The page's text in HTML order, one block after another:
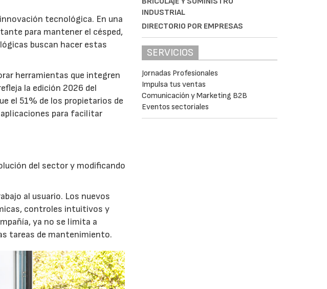
tecnológica. En una
para mantener el césped,
buscan hacer estas
herramientas que integren
la edición 2026 del
el 51% de los propietarios de
para facilitar
del sector y modificando
al usuario. Los nuevos
controles intuitivos y
ya no se limita a
tareas de mantenimiento.
INDUSTRIAL
DIRECTORIO POR EMPRESAS
SERVICIOS
Jornadas Profesionales
Impulsa tus ventas
Comunicación y Marketing B2B
Eventos sectoriales